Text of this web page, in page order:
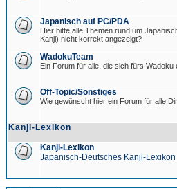
Japanisch auf PC/PDA
Hier bitte alle Themen rund um
Kanji) nicht korrekt angezeigt?
WadokuTeam
Ein Forum für alle, die sich fürs Wadoku
Off-Topic/Sonstiges
Wie gewünscht hier ein Forum für alle
Kanji-Lexikon
Kanji-Lexikon
Japanisch-Deutsches Kanji-Lexikon